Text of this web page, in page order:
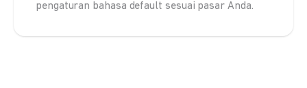
pengaturan bahasa default sesuai pasar Anda.